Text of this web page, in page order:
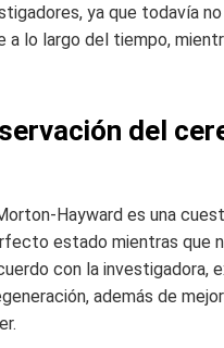
ya que todavía
a lo largo del tiempo,
del
Hayward es una
estado mientras que
con la investigadora,
además de